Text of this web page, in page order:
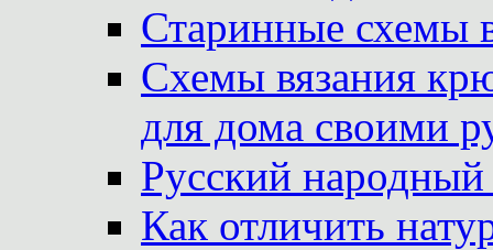
Старинные схемы
Схемы вязания
для дома своими
Русский
Как отличить